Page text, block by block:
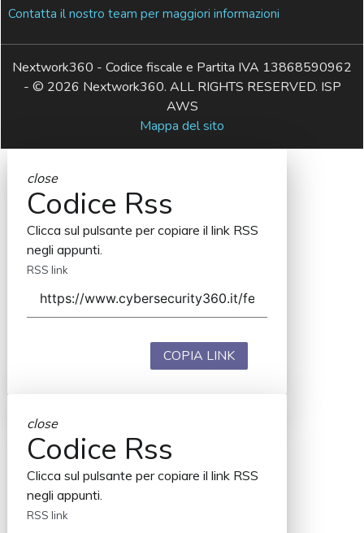
Contatta il nostro team per maggiori informazioni
Nextwork360 - Codice fiscale e Partita IVA 13868590962
- © 2026 Nextwork360. ALL RIGHTS RESERVED. ISP
AWS
Mappa del sito
close
Codice Rss
Clicca sul pulsante per copiare il link RSS
negli appunti.
RSS link
COPIA LINK
close
Codice Rss
Clicca sul pulsante per copiare il link RSS
negli appunti.
RSS link